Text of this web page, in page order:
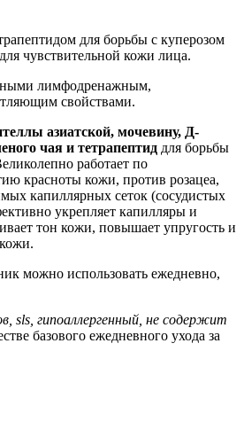
для борьбы с куперозом
чувствительной кожи лица.
лимфодренажным,
свойствами.
азиатской, мочевину, Д-
чая и тетрапептид для борьбы
работает по
красноты кожи, против розацеа,
капиллярных сеток (сосудистых
укрепляет капилляры и
тон кожи, повышает упругость и
можно использовать ежедневно,
sls, гипоаллергенный, не содержит
базового ежедневного ухода за